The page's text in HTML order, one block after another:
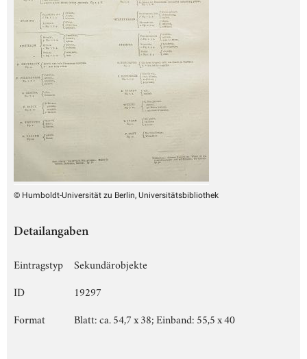
© Humboldt-Universität zu Berlin, Universitätsbibliothek
Detailangaben
Eintragstyp
Sekundärobjekte
ID
19297
Format
Blatt: ca. 54,7 x 38; Einband: 55,5 x 40